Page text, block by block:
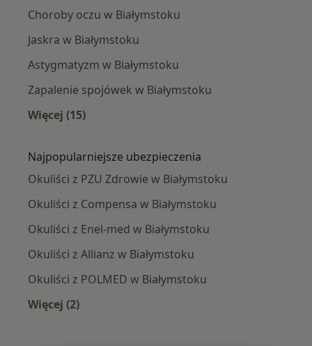
Choroby oczu w Białymstoku
Jaskra w Białymstoku
Astygmatyzm w Białymstoku
Zapalenie spojówek w Białymstoku
Więcej (15)
Najpopularniejsze ubezpieczenia
Okuliści z PZU Zdrowie w Białymstoku
Okuliści z Compensa w Białymstoku
Okuliści z Enel-med w Białymstoku
Okuliści z Allianz w Białymstoku
Okuliści z POLMED w Białymstoku
Więcej (2)